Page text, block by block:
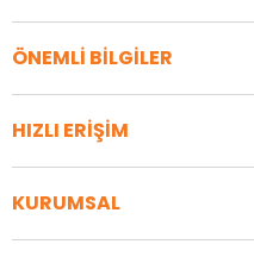
ÖNEMLİ BİLGİLER
HIZLI ERİŞİM
KURUMSAL